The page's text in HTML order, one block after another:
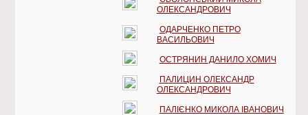
ОЛЕКСАНДРОВИЧ
ОДАРЧЕНКО ПЕТРО
ВАСИЛЬОВИЧ
ОСТРЯНИН ДАНИЛО ХОМИЧ
ПАЛИЦИН ОЛЕКСАНДР
ОЛЕКСАНДРОВИЧ
ПАЛІЄНКО МИКОЛА ІВАНОВИЧ